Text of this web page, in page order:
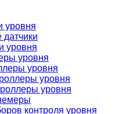
уровня
датчики
уровня
уровня
уровня
уровня
уровня
контроля уровня